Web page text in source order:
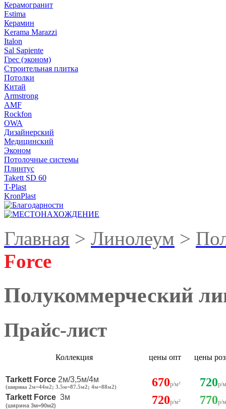
Керамогранит
Estima
Керамин
Kerama Marazzi
Italon
Sal Sapiente
Грес (эконом)
Строительная плитка
Потолки
Китай
Armstrong
AMF
Rockfon
OWA
Дизайнерский
Медицинский
Эконом
Потолочные системы
Плинтус
Takett SD 60
T-Plast
KronPlast
Главная > Линолеум >
Force
Полукоммерческий
Прайс-лист
Коллекция цены опт цены
Tarkett Force 2м/3,5м/4м
(ширина 2м=44м2; 3.5м=87.5м2; 4м=88м2) 670р/м² 720р/
Tarkett Force 3м
(ширина 3м=90м2) 720р/м² 770р/